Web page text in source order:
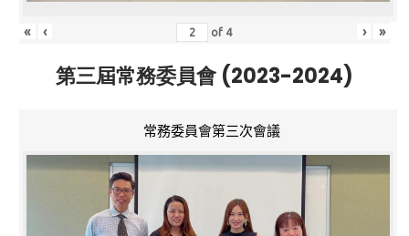
« ‹ of 4 › »
第三屆常務委員會 (2023-2024)
常務委員會第三次會議